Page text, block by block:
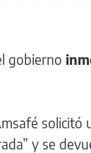
gobierno
y se